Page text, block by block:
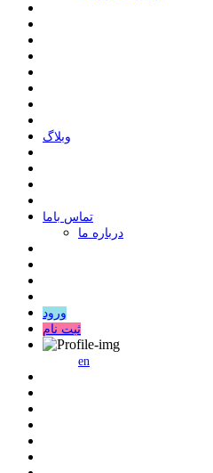
وبلاگ
ﺗﻤﺎﺱ ﺑﺎﻣﺎ
درباره ما
ورود
ثبت نام
en